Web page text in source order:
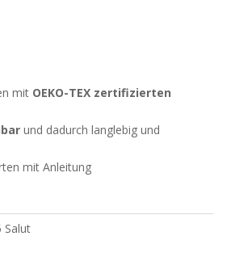
mit OEKO-TEX zertifizierten
und dadurch langlebig und
mit Anleitung
Salut